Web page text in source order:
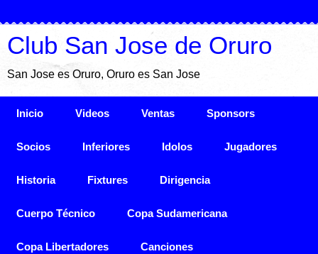
Club San Jose de Oruro
San Jose es Oruro, Oruro es San Jose
Inicio Videos Ventas Sponsors
Socios Inferiores Idolos Jugadores
Historia Fixtures Dirigencia
Cuerpo Técnico Copa Sudamericana
Copa Libertadores Canciones